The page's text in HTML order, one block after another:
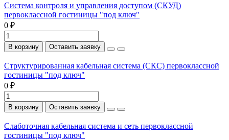
Система контроля и управления доступом (СКУД)
первоклассной гостиницы "под ключ"
0 ₽
В корзину Оставить заявку
Структурированная кабельная система (СКС) первоклассной
гостиницы "под ключ"
0 ₽
В корзину Оставить заявку
Слаботочная кабельная система и сеть первоклассной
гостиницы "под ключ"